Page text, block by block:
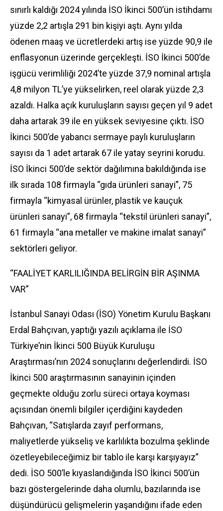
sınırlı kaldığı 2024 yılında İSO İkinci 500’ün istihdamı
yüzde 2,2 artışla 291 bin kişiyi aştı. Aynı yılda
ödenen maaş ve ücretlerdeki artış ise yüzde 90,9 ile
enflasyonun üzerinde gerçekleşti. İSO İkinci 500’de
işgücü verimliliği 2024’te yüzde 37,9 nominal artışla
4,8 milyon TL’ye yükselirken, reel olarak yüzde 2,3
azaldı. Halka açık kuruluşların sayısı geçen yıl 9 adet
daha artarak 39 ile en yüksek seviyesine çıktı. İSO
İkinci 500’de yabancı sermaye paylı kuruluşların
sayısı da 1 adet artarak 67 ile yatay seyrini korudu.
İSO İkinci 500’de sektör dağılımına bakıldığında ise
ilk sırada 108 firmayla “gıda ürünleri sanayi”, 75
firmayla “kimyasal ürünler, plastik ve kauçuk
ürünleri sanayi”, 68 firmayla “tekstil ürünleri sanayi”,
61 firmayla “ana metaller ve makine imalat sanayi”
sektörleri geliyor.
“FAALİYET KARLILIĞINDA BELİRGİN BİR AŞINMA
VAR”
İstanbul Sanayi Odası (İSO) Yönetim Kurulu Başkanı
Erdal Bahçıvan, yaptığı yazılı açıklama ile İSO
Türkiye’nin İkinci 500 Büyük Kuruluşu
Araştırması’nın 2024 sonuçlarını değerlendirdi. İSO
İkinci 500 araştırmasının sanayinin içinden
geçmekte olduğu zorlu süreci ortaya koyması
açısından önemli bilgiler içerdiğini kaydeden
Bahçıvan, “Satışlarda zayıf performans,
maliyetlerde yükseliş ve karlılıkta bozulma şeklinde
özetleyebileceğimiz bir tablo ile karşı karşıyayız”
dedi. İSO 500’le kıyaslandığında İSO İkinci 500’ün
bazı göstergelerinde daha olumlu, bazılarında ise
düşündürücü gelişmelerin yaşandığını ifade eden